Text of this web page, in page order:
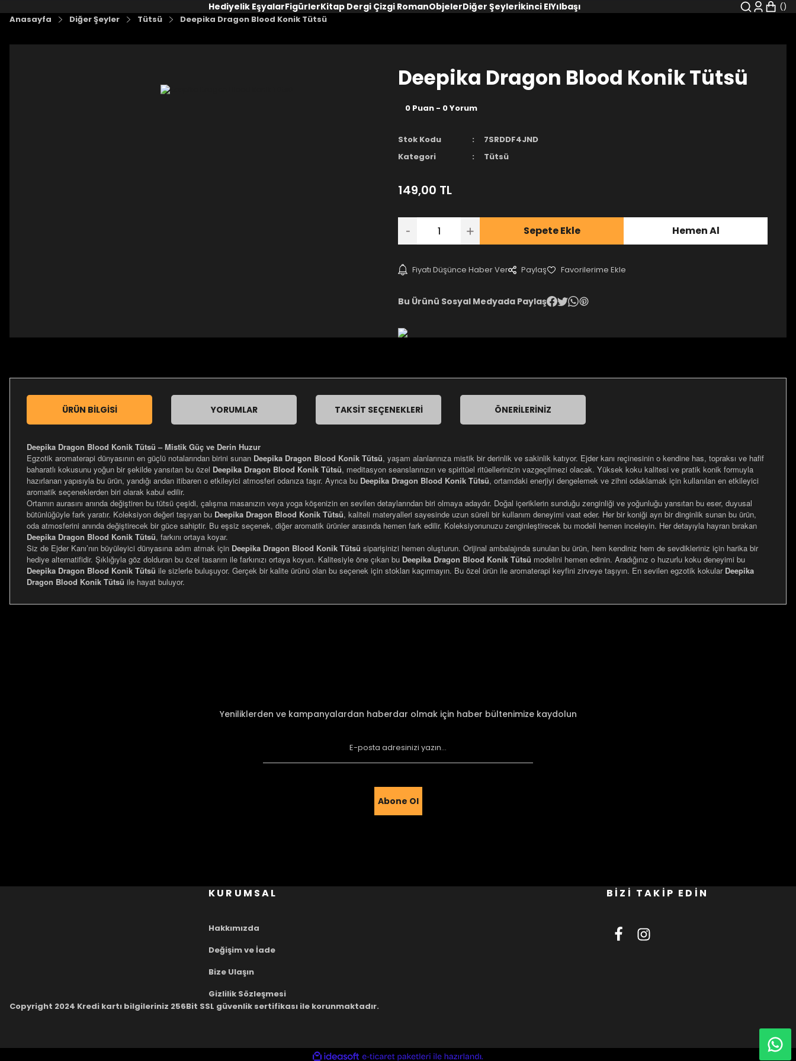
Hediyelik EşyalarFigürlerKitap Dergi Çizgi RomanObjelerDiğer Şeylerİkinci ElYılbaşı
Anasayfa Diğer Şeyler Tütsü Deepika Dragon Blood Konik Tütsü
Deepika Dragon Blood Konik Tütsü
0 Puan - 0 Yorum
Stok Kodu
7SRDDF4JND
Kategori
Tütsü
149,00 TL
Sepete Ekle Hemen Al
Fiyatı Düşünce Haber Ver Paylaş
Bu Ürünü Sosyal Medyada Paylaş
ÜRÜN BILGISI YORUMLAR TAKSIT SEÇENEKLERI ÖNERILERINIZ
Deepika Dragon Blood Konik Tütsü – Mistik Güç ve Derin Huzur
Egzotik aromaterapi dünyasının en güçlü notalarından birini sunan Deepika Dragon Blood Konik Tütsü, yaşam alanlarınıza mistik bir derinlik ve sakinlik katıyor. Ejder kanı reçinesinin o kendine has, topraksı ve hafif
baharatlı kokusunu yoğun bir şekilde yansıtan bu özel Deepika Dragon Blood Konik Tütsü, meditasyon seanslarınızın ve spiritüel ritüellerinizin vazgeçilmezi olacak. Yüksek koku kalitesi ve pratik konik formuyla
hazırlanan yapısıyla bu ürün, yandığı andan itibaren o etkileyici atmosferi odanıza taşır. Ayrıca bu Deepika Dragon Blood Konik Tütsü, ortamdaki enerjiyi dengelemek ve zihni odaklamak için kullanılan en etkileyici
aromatik seçeneklerden biri olarak kabul edilir.
Ortamın aurasını anında değiştiren bu tütsü çeşidi, çalışma masanızın veya yoga köşenizin en sevilen detaylarından biri olmaya adaydır. Doğal içeriklerin sunduğu zenginliği ve yoğunluğu yansıtan bu eser, duyusal
bütünlüğüyle fark yaratır. Koleksiyon değeri taşıyan bu Deepika Dragon Blood Konik Tütsü, kaliteli materyalleri sayesinde uzun süreli bir kullanım deneyimi vaat eder. Her bir koniği ayrı bir dinginlik sunan bu ürün,
oda atmosferini anında değiştirecek bir güce sahiptir. Bu eşsiz seçenek, diğer aromatik ürünler arasında hemen fark edilir. Koleksiyonunuzu zenginleştirecek bu modeli hemen inceleyin. Her detayıyla hayran bırakan
Deepika Dragon Blood Konik Tütsü, farkını ortaya koyar.
Siz de Ejder Kanı’nın büyüleyici dünyasına adım atmak için Deepika Dragon Blood Konik Tütsü siparişinizi hemen oluşturun. Orijinal ambalajında sunulan bu ürün, hem kendiniz hem de sevdikleriniz için harika bir
hediye alternatifidir. Şıklığıyla göz dolduran bu özel tasarım ile farkınızı ortaya koyun. Kalitesiyle öne çıkan bu Deepika Dragon Blood Konik Tütsü modelini hemen edinin. Aradığınız o huzurlu koku deneyimi bu
Deepika Dragon Blood Konik Tütsü ile sizlerle buluşuyor. Gerçek bir kalite ürünü olan bu seçenek için stokları kaçırmayın. Bu özel ürün ile aromaterapi keyfini zirveye taşıyın. En sevilen egzotik kokular Deepika
Dragon Blood Konik Tütsü ile hayat buluyor.
Gönder
Yeniliklerden ve kampanyalardan haberdar olmak için haber bültenimize kaydolun
Abone Ol
KURUMSAL
Hakkımızda
Değişim ve İade
Bize Ulaşın
Gizlilik Sözleşmesi
BİZİ TAKİP EDİN
Copyright 2024 Kredi kartı bilgileriniz 256Bit SSL güvenlik sertifikası ile korunmaktadır.
ideasoft e-